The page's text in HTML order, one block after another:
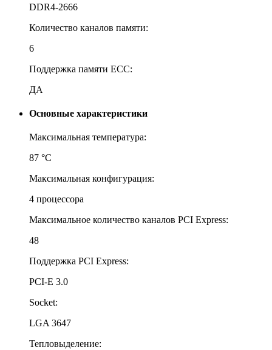
DDR4-2666
Количество каналов памяти:
6
Поддержка памяти ECC:
ДА
Основные характеристики
Максимальная температура:
87 °С
Максимальная конфигурация:
4 процессора
Максимальное количество каналов PCI Express:
48
Поддержка PCI Express:
PCI-E 3.0
Socket:
LGA 3647
Тепловыделение: